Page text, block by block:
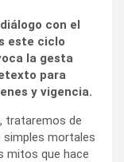
con el
este ciclo
la gesta
para
y vigencia.
trataremos de
simples mortales
mitos que hace